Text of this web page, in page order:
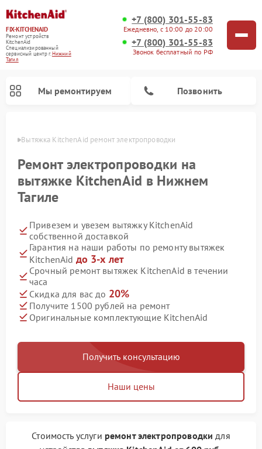
FIX-KITCHENAID
Ремонт устройств
KitchenAid
Специализированный
cервисный центр г.Нижний
Тагил
+7 (800) 301-55-83
Ежедневно, с 10:00 до 20:00
+7 (800) 301-55-83
Звонок бесплатный по РФ
Мы ремонтируем Позвонить
Вытяжка KitchenAid ремонт электропроводки
Ремонт электропроводки на
вытяжке KitchenAid в Нижнем
Тагиле
Привезем и увезем вытяжку KitchenAid
собственной доставкой
Гарантия на наши работы по ремонту вытяжек
KitchenAid до 3-х лет
Срочный ремонт вытяжек KitchenAid в течении
часа
Скидка для вас до 20%
Получите 1500 рублей на ремонт
Оригинальные комплектующие KitchenAid
Получить консультацию
Наши цены
Стоимость услуги ремонт электропроводки для